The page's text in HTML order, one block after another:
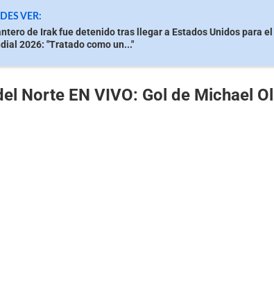
VER:
de Irak fue detenido tras llegar a Estados Unidos para el
2026: "Tratado como un..."
Norte EN VIVO: Gol de Michael